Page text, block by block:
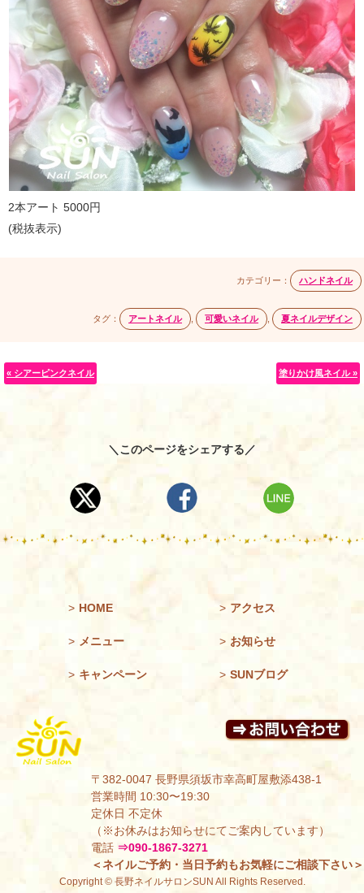
2本アート 5000円
(税抜表示)
カテゴリー： ハンドネイル
タグ： アートネイル 可愛いネイル 夏ネイルデザイン
« シアーピンクネイル 塗りかけ風ネイル »
＼このページをシェアする／
> HOME
> メニュー
> キャンペーン
> アクセス
> お知らせ
> SUNブログ
〒382-0047 長野県須坂市幸高町屋敷添438-1
営業時間 10:30〜19:30
定休日 不定休
（※お休みはお知らせにてご案内しています）
電話 ⇒090-1867-3271
＜ネイルご予約・当日予約もお気軽にご相談下さい＞
Copyright © 長野ネイルサロンSUN All Rights Reserved.